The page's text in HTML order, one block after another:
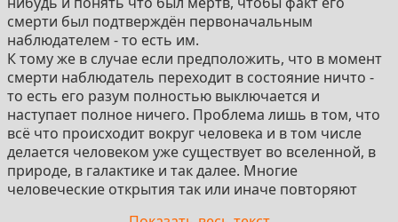
смерти был подтверждён первоначальным
наблюдателем - то есть им.
К тому же в случае если предположить, что в момент
смерти наблюдатель переходит в состояние ничто -
то есть его разум полностью выключается и
наступает полное ничего. Проблема лишь в том, что
всё что происходит вокруг человека и в том числе
делается человеком уже существует во вселенной, в
природе, в галактике и так далее. Многие
человеческие открытия так или иначе повторяют